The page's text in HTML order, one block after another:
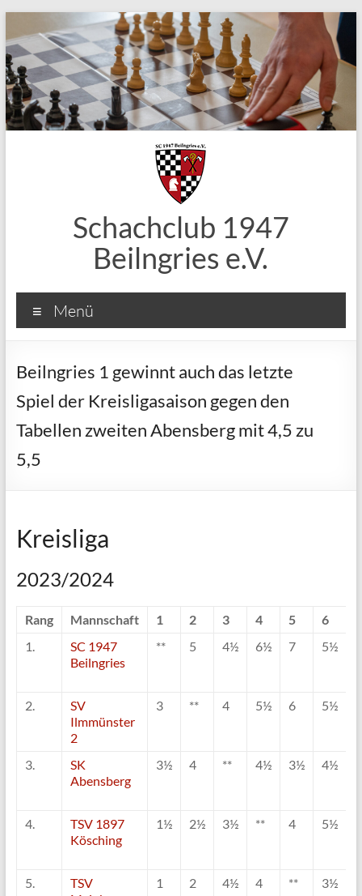
Inhalt
springen
Schachclub 1947
Beilngries e.V.
Menü
Beilngries 1 gewinnt auch das letzte
Spiel der Kreisligasaison gegen den
Tabellen zweiten Abensberg mit 4,5 zu
5,5
Kreisliga
2023/2024
Rang Mannschaft 1 2 3 4 5 6
1.
SC 1947
Beilngries
** 5 4½ 6½ 7 5½
2.
SV
Ilmmünster
2
3 ** 4 5½ 6 5½
3.
SK
Abensberg
3½ 4 ** 4½ 3½ 4½
4.
TSV 1897
Kösching
1½ 2½ 3½ ** 4 5½
5.
TSV
1 2 4½ 4 ** 3½